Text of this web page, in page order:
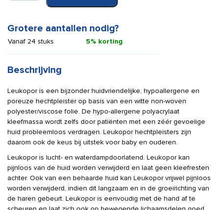
9,2
aantal
Grotere aantallen nodig?
Vanaf 24 stuks 5% korting
Beschrijving
Leukopor is een bijzonder huidvriendelijke, hypoallergene en
poreuze hechtpleister op basis van een witte non-woven
polyester/viscose folie. De hypo-allergene polyacrylaat
kleefmassa wordt zelfs door patiënten met een zéér gevoelige
huid probleemloos verdragen. Leukopor hechtpleisters zijn
daarom ook de keus bij uitstek voor baby en ouderen.
Leukopor is lucht- en waterdampdoorlatend. Leukopor kan
pijnloos van de huid worden verwijderd en laat geen kleefresten
achter. Ook van een behaarde huid kan Leukopor vrijwel pijnloos
worden verwijderd, indien dit langzaam en in de groeirichting van
de haren gebeurt. Leukopor is eenvoudig met de hand af te